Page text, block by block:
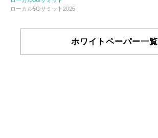
ローカル5Gサミット2025
ホワイトペーパー一覧